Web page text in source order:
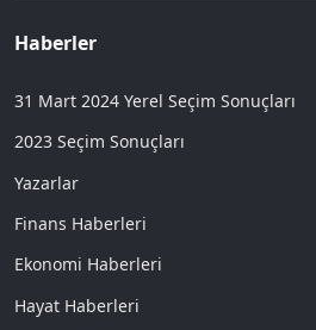
Haberler
31 Mart 2024 Yerel Seçim Sonuçları
2023 Seçim Sonuçları
Yazarlar
Finans Haberleri
Ekonomi Haberleri
Hayat Haberleri